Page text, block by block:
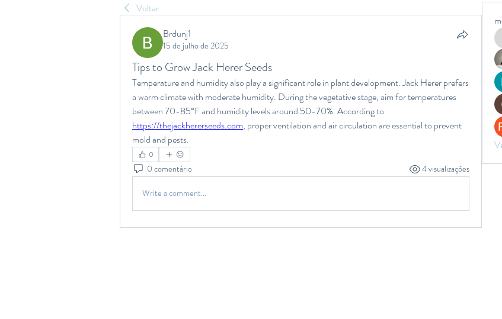
Voltar
Brdunj1
15 de julho de 2025
Tips to Grow Jack Herer Seeds
Temperature and humidity also play a significant role in plant development. Jack Herer prefers
a warm climate with moderate humidity. During the vegetative stage, aim for temperatures
https://thejackhererseeds.com, proper ventilation and air circulation are essential to prevent
mold and pests.
0
0 comentário 4 visualizações
Write a comment...